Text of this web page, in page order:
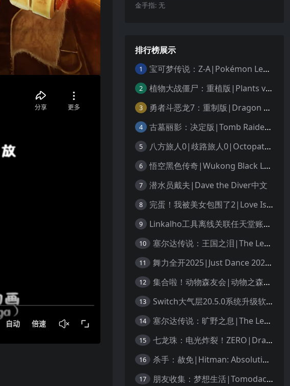
金手指: 无
排行榜展示
1 宝可梦传说：Z-A|Pokémon Legends: Z-A中文
2 植物大战僵尸：重植版|Plants vs. Zombies: Replanted中文
3 勇者斗恶龙7：重制版|Dragon Quest VII Reimagined中文
4 古墓丽影：决定版|Tomb Raider: Definitive Edition中文
5 八方旅人0|歧路旅人0|Octopath Traveler 0中文
6 悟空黑色传奇|Wukong Black Legend
7 潜水员戴夫|Dave the Diver中文
8 完蛋！我被美女包围了2|Love Is All Around 2中文
9 Linkalho工具离线关联任天堂账户教程
10 塞尔达传说：王国之泪|The Legend of Zelda: Tears of the Kingdom中文
11 舞力全开2025|Just Dance 2025中文
12 集合啦！动物森友会|动物之森|Animal Crossing: New Horizons中文
13 Switch大气层20.5.0系统升级软硬破通用教程
14 塞尔达传说：旷野之息|The Legend of Zelda: Breath of the Wild中文
15 七龙珠：电光炸裂！ZERO|Dragon Ball: Sparking! Zero中文
16 杀手：赦免|Hitman: Absolution汉化
17 朋友收集：梦想生活|Tomodachi Life: Living the Dream中文